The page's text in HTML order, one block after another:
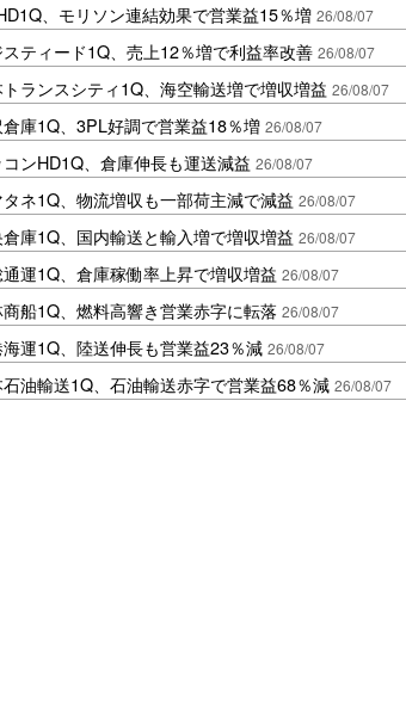
、モリソン連結効果で営業益15％増 26/08/07
スティード1Q、売上12％増で利益率改善 26/08/07
トランスシティ1Q、海空輸送増で増収増益 26/08/07
庫1Q、3PL好調で営業益18％増 26/08/07
ンHD1Q、倉庫伸長も運送減益 26/08/07
ネ1Q、物流増収も一部荷主減で減益 26/08/07
庫1Q、国内輸送と輸入増で増収増益 26/08/07
運1Q、倉庫稼働率上昇で増収増益 26/08/07
船1Q、燃料高響き営業赤字に転落 26/08/07
運1Q、陸送伸長も営業益23％減 26/08/07
石油輸送1Q、石油輸送赤字で営業益68％減 26/08/07